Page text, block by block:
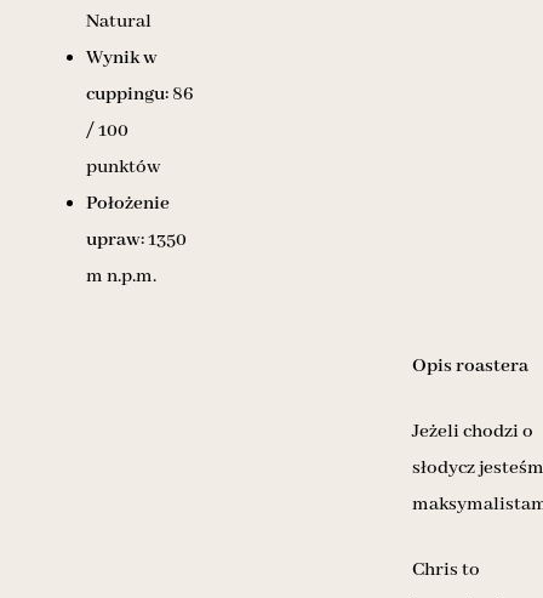
Natural
Wynik w
cuppingu: 86
/ 100
punktów
Położenie
upraw:1350
m n.p.m.
Opis roastera
Jeżeli chodzi o
słodycz
Chris to